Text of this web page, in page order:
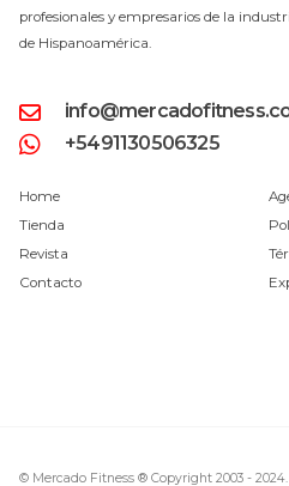
profesionales y empresarios de la
de Hispanoamérica.
+5491130506325
Home
Tienda
Revista
Contacto
© Mercado Fitness ® Copyright 2003 - 2024.